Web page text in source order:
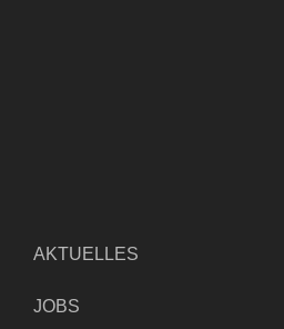
AKTUELLES
JOBS